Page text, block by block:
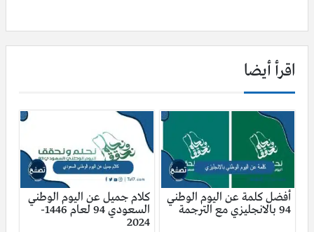
اقرأ أيضا
أفضل كلمة عن اليوم الوطني
94 بالانجليزي مع الترجمة
كلام جميل عن اليوم الوطني
السعودي 94 لعام 1446-
2024